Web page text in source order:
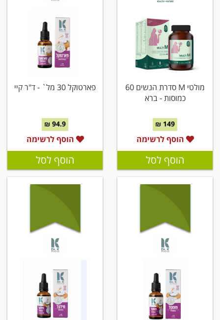
מולטי M סדרת הנשים 60
כמוסות - ברא
149 ₪
הוסף לרשימה
הוסף לסל
פארטוקל 30 מל` - ד"ר קיי
94.9 ₪
הוסף לרשימה
הוסף לסל